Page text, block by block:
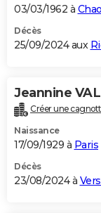
03/03/1962 à
Décès
25/09/2024 aux
Jeannine
Créer une
Naissance
17/09/1929 à Paris
Décès
23/08/2024 à